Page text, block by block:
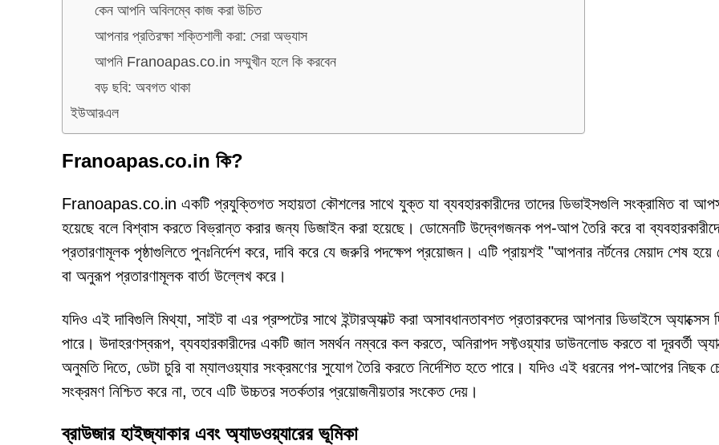
কেন আপনি অবিলম্বে কাজ করা উচিত
আপনার প্রতিরক্ষা শক্তিশালী করা: সেরা অভ্যাস
আপনি Franoapas.co.in সম্মুখীন হলে কি করবেন
বড় ছবি: অবগত থাকা
ইউআরএল
Franoapas.co.in কি?
Franoapas.co.in একটি প্রযুক্তিগত সহায়তা কৌশলের সাথে যুক্ত যা ব্যবহারকারীদের তাদের ডিভাইসগুলি সংক্রামিত বা
হয়েছে বলে বিশ্বাস করতে বিভ্রান্ত করার জন্য ডিজাইন করা হয়েছে। ডোমেনটি উদ্বেগজনক পপ-আপ তৈরি করে বা
প্রতারণামূলক পৃষ্ঠাগুলিতে পুনঃনির্দেশ করে, দাবি করে যে জরুরি পদক্ষেপ প্রয়োজন। এটি প্রায়শই "আপনার নর্টনের মেয়াদ শেষ হয়ে
বা অনুরূপ প্রতারণামূলক বার্তা উল্লেখ করে।
যদিও এই দাবিগুলি মিথ্যা, সাইট বা এর প্রম্পটের সাথে ইন্টারঅ্যাক্ট করা অসাবধানতাবশত প্রতারকদের আপনার ডিভাইসে অ্যাক্সেস
পারে। উদাহরণস্বরূপ, ব্যবহারকারীদের একটি জাল সমর্থন নম্বরে কল করতে, অনিরাপদ সফ্টওয়্যার ডাউনলোড করতে বা দূরবর্তী
অনুমতি দিতে, ডেটা চুরি বা ম্যালওয়্যার সংক্রমণের সুযোগ তৈরি করতে নির্দেশিত হতে পারে। যদিও এই ধরনের পপ-আপের নিছক
সংক্রমণ নিশ্চিত করে না, তবে এটি উচ্চতর সতর্কতার প্রয়োজনীয়তার সংকেত দেয়।
ব্রাউজার হাইজ্যাকার এবং অ্যাডওয়্যারের ভূমিকা